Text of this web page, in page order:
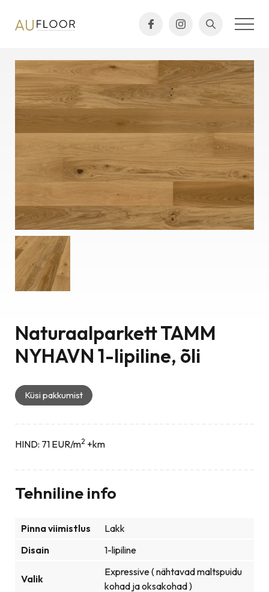
Naturaalparkett TAMM
NYHAVN 1-lipiline, õli
Küsi pakkumist
HIND: 71 EUR/m2 +km
Tehniline info
Pinna viimistlus
Lakk
Disain
1-lipiline
Valik
Expressive ( nähtavad maltspuidu
kohad ja oksakohad )